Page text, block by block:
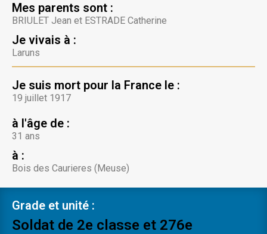
Mes parents sont :
BRIULET Jean et ESTRADE Catherine
Je vivais à :
Laruns
Je suis mort pour la France le :
19 juillet 1917
à l'âge de :
31 ans
à :
Bois des Caurieres (Meuse)
Grade et unité :
Soldat de 2e classe et 276e